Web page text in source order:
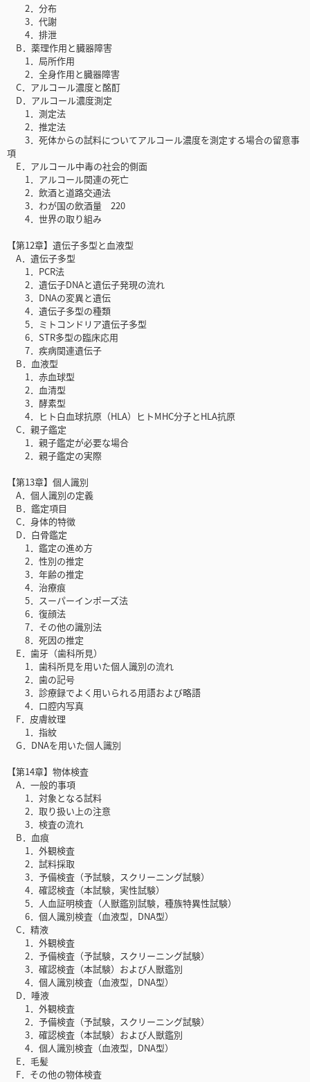
2．分布
3．代謝
4．排泄
B．薬理作用と臓器障害
1．局所作用
2．全身作用と臓器障害
C．アルコール濃度と酩酊
D．アルコール濃度測定
1．測定法
2．推定法
3．死体からの試料についてアルコール濃度を測定する場合の留意事
項
E．アルコール中毒の社会的側面
1．アルコール関連の死亡
2．飲酒と道路交通法
3．わが国の飲酒量 220
4．世界の取り組み
【第12章】遺伝子多型と血液型
A．遺伝子多型
1．PCR法
2．遺伝子DNAと遺伝子発現の流れ
3．DNAの変異と遺伝
4．遺伝子多型の種類
5．ミトコンドリア遺伝子多型
6．STR多型の臨床応用
7．疾病関連遺伝子
B．血液型
1．赤血球型
2．血清型
3．酵素型
4．ヒト白血球抗原（HLA）ヒトMHC分子とHLA抗原
C．親子鑑定
1．親子鑑定が必要な場合
2．親子鑑定の実際
【第13章】個人識別
A．個人識別の定義
B．鑑定項目
C．身体的特徴
D．白骨鑑定
1．鑑定の進め方
2．性別の推定
3．年齢の推定
4．治療痕
5．スーパーインポーズ法
6．復顔法
7．その他の識別法
8．死因の推定
E．歯牙（歯科所見）
1．歯科所見を用いた個人識別の流れ
2．歯の記号
3．診療録でよく用いられる用語および略語
4．口腔内写真
F．皮膚紋理
1．指紋
G．DNAを用いた個人識別
【第14章】物体検査
A．一般的事項
1．対象となる試料
2．取り扱い上の注意
3．検査の流れ
B．血痕
1．外観検査
2．試料採取
3．予備検査（予試験，スクリーニング試験）
4．確認検査（本試験，実性試験）
5．人血証明検査（人獣鑑別試験，種族特異性試験）
6．個人識別検査（血液型，DNA型）
C．精液
1．外観検査
2．予備検査（予試験，スクリーニング試験）
3．確認検査（本試験）および人獣鑑別
4．個人識別検査（血液型，DNA型）
D．唾液
1．外観検査
2．予備検査（予試験，スクリーニング試験）
3．確認検査（本試験）および人獣鑑別
4．個人識別検査（血液型，DNA型）
E．毛髪
F．その他の物体検査